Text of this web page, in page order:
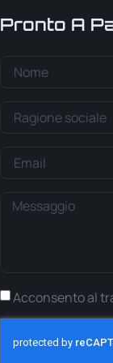
Pronto A
Acconsento al